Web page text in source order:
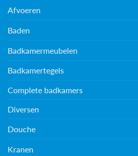
Afvoeren
Baden
Badkamermeubelen
Badkamertegels
Complete badkamers
Diversen
Douche
Kranen